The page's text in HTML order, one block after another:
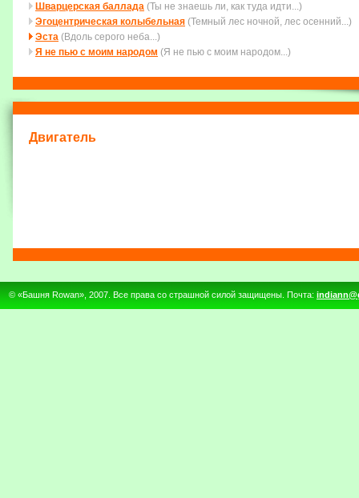
Шварцерская баллада (Ты не знаешь ли, как туда идти...)
Эгоцентрическая колыбельная (Темный лес ночной, лес осенний...)
Эста (Вдоль серого неба...)
Я не пью с моим народом (Я не пью с моим народом...)
Двигатель
© «Башня Rowan», 2007. Все права со страшной силой защищены. Почта: